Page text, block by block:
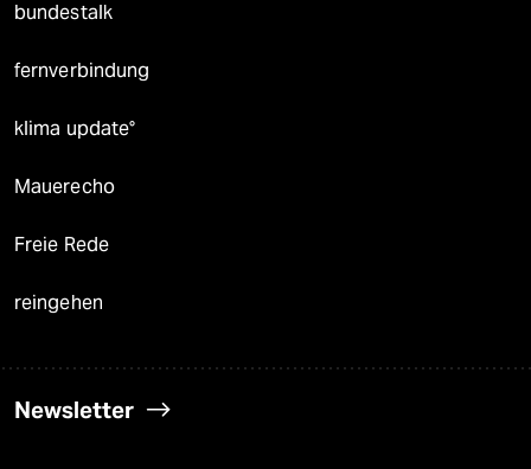
bundestalk
fernverbindung
klima update°
Mauerecho
Freie Rede
reingehen
Newsletter